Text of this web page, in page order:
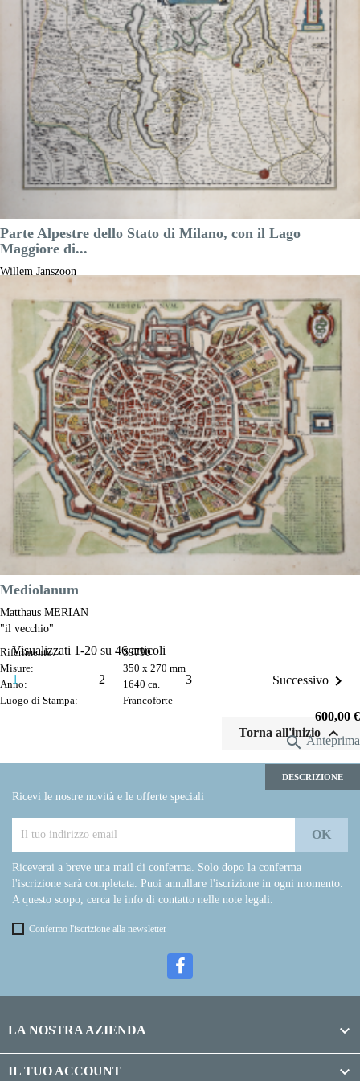
Luogo di Stampa:
Amsterdam
Prezzo
425,00 €
Anteprima
DESCRIZIONE
Parte Alpestre dello Stato di Milano, con il Lago
Maggiore di...
Willem Janszoon
Riferimento:
S43680
505 x 380 mm
1640 ca.
Luogo di Stampa:
Amsterdam
Prezzo
475,00 €
 Anteprima
DESCRIZIONE
Mediolanum
Matthaus MERIAN
"il vecchio"
Riferimento:
S9790
Misure:
350 x 270 mm
Anno:
1640 ca.
Luogo di Stampa:
Francoforte
Prezzo
600,00 €
Anteprima
DESCRIZIONE
Visualizzati 1-20 su 46 articoli
1 2 3 Successivo 
Torna all'inizio 
Ricevi le nostre novità e le offerte speciali
Riceverai a breve una mail di conferma. Solo dopo la conferma
l'iscrizione sarà completata. Puoi annullare l'iscrizione in ogni momento.
A questo scopo, cerca le info di contatto nelle note legali.
Confermo l'iscrizione alla newsletter
LA NOSTRA AZIENDA 
IL TUO ACCOUNT 